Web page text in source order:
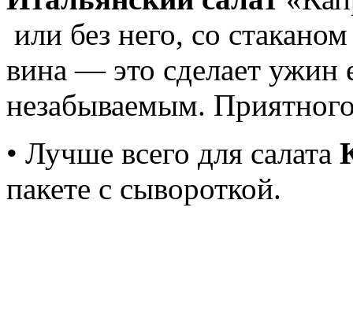
или без него, со
вина — это сделает
незабываемым.
• Лучше всего для салата
пакете с сывороткой.